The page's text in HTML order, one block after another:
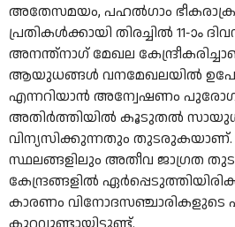
അതേസമയം, പഹൽഗാം
പ്രതികൾക്കായി തിരച്ചിൽ 11-ാം
അനന്ത്‌നാഗ് മേഖല
ആയുധങ്ങൾ വനമേഖലയിൽ
എന്നറിയാൻ അന്വേഷണം
അതിർത്തിയിൽ കൂടുതൽ
വിന്യസിക്കുന്നതും തുടരുകയാണ്.
സ്ഥലങ്ങളിലും അതീവ ജാഗ്രത
കേന്ദ്രങ്ങളിൽ
കാരണം വിനോദസഞ്ചാരികളുടെ